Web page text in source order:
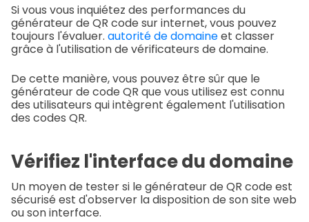
Si vous vous inquiétez des performances du
générateur de QR code sur internet, vous pouvez
toujours l'évaluer. autorité de domaineet classer
grâce à l'utilisation de vérificateurs de domaine.
De cette manière, vous pouvez être sûr que le
générateur de code QR que vous utilisez est connu
des utilisateurs qui intègrent également l'utilisation
des codes QR.
Vérifiez l'interface du domaine
Un moyen de tester si le générateur de QR code est
sécurisé est d'observer la disposition de son site web
ou son interface.